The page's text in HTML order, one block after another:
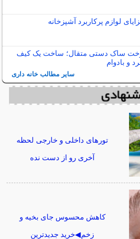
لوازم پرکاربرد آشپزخانه
ساک دستی متقال؛ ساخت یک کیف
و بادوام
سایر مطالب خانه داری
تورهای داخلی و خارجی لحظه
آخری رو از دست نده
کاهش محسوس جای بخیه و
زخم◀خرید جدیدترین